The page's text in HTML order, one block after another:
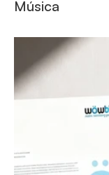
Música